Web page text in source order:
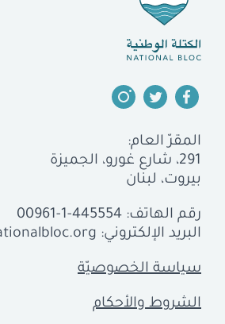
المقرّ العام:
291، شارع غورو، الجميزة
بيروت، لبنان
رقم الهاتف: 00961-1-445554
البريد الإلكتروني:
سياسة الخصوصيّة
الشروط والأحكام